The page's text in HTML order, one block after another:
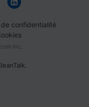
confidentialité
Inc.